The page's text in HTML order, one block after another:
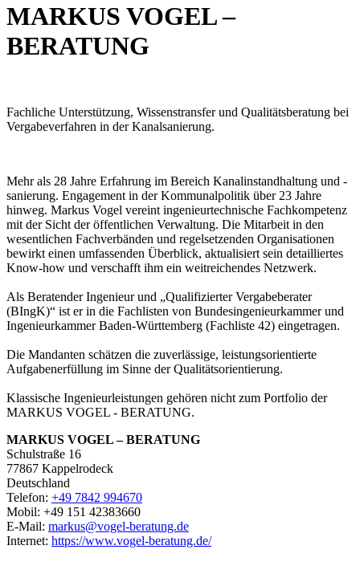
MARKUS VOGEL –
BERATUNG
Fachliche Unterstützung, Wissenstransfer und Qualitätsberatung bei
Vergabeverfahren in der Kanalsanierung.
Mehr als 28 Jahre Erfahrung im Bereich Kanalinstandhaltung und -
sanierung. Engagement in der Kommunalpolitik über 23 Jahre
hinweg. Markus Vogel vereint ingenieurtechnische Fachkompetenz
mit der Sicht der öffentlichen Verwaltung. Die Mitarbeit in den
wesentlichen Fachverbänden und regelsetzenden Organisationen
bewirkt einen umfassenden Überblick, aktualisiert sein detailliertes
Know-how und verschafft ihm ein weitreichendes Netzwerk.
Als Beratender Ingenieur und „Qualifizierter Vergabeberater
(BIngK)“ ist er in die Fachlisten von Bundesingenieurkammer und
Ingenieurkammer Baden-Württemberg (Fachliste 42) eingetragen.
Die Mandanten schätzen die zuverlässige, leistungsorientierte
Aufgabenerfüllung im Sinne der Qualitätsorientierung.
Klassische Ingenieurleistungen gehören nicht zum Portfolio der
MARKUS VOGEL - BERATUNG.
MARKUS VOGEL – BERATUNG
Schulstraße 16
77867 Kappelrodeck
Deutschland
Telefon: +49 7842 994670
Mobil: +49 151 42383660
E-Mail: markus@vogel-beratung.de
Internet: https://www.vogel-beratung.de/